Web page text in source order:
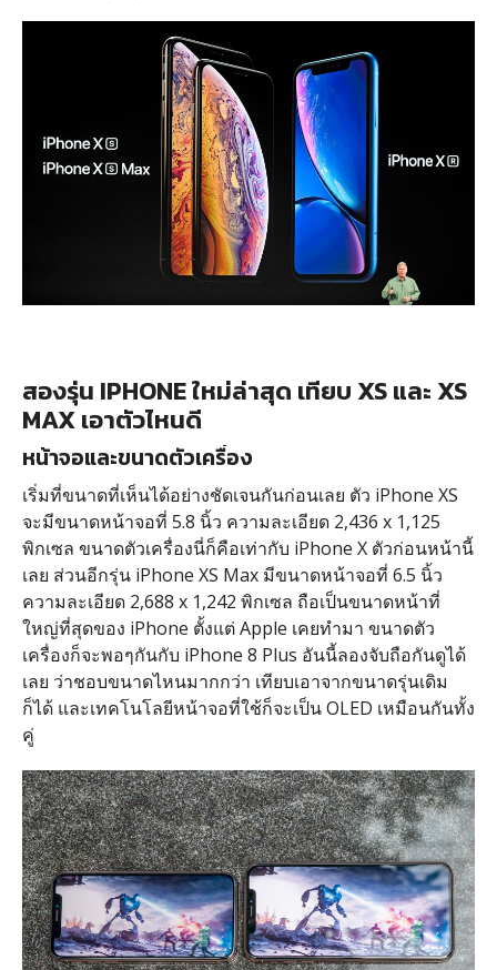
สองรุ่น IPHONE ใหม่ล่าสุด เทียบ XS และ XS
MAX เอาตัวไหนดี
หน้าจอและขนาดตัวเครื่อง
เริ่มที่ขนาดที่เห็นได้อย่างชัดเจนกันก่อนเลย ตัว iPhone XS
จะมีขนาดหน้าจอที่ 5.8 นิ้ว ความละเอียด 2,436 x 1,125
พิกเซล ขนาดตัวเครื่องนี่ก็คือเท่ากับ iPhone X ตัวก่อนหน้านี้
เลย ส่วนอีกรุ่น iPhone XS Max มีขนาดหน้าจอที่ 6.5 นิ้ว
ความละเอียด 2,688 x 1,242 พิกเซล ถือเป็นขนาดหน้าที่
ใหญ่ที่สุดของ iPhone ตั้งแต่ Apple เคยทำมา ขนาดตัว
เครื่องก็จะพอๆกันกับ iPhone 8 Plus อันนี้ลองจับถือกันดูได้
เลย ว่าชอบขนาดไหนมากกว่า เทียบเอาจากขนาดรุ่นเดิม
ก็ได้ และเทคโนโลยีหน้าจอที่ใช้ก็จะเป็น OLED เหมือนกันทั้ง
คู่